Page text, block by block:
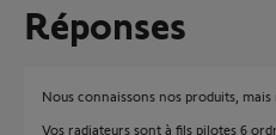
Réponses
Nous connaissons nos produits, mais
Vos radiateurs sont à fils pilotes 6